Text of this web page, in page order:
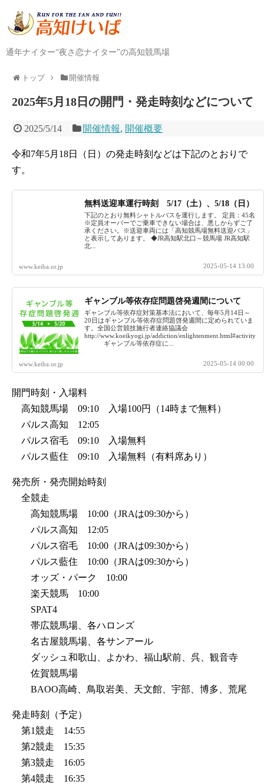
通年ナイター“夜さ恋ナイター”の高知競馬場
トップ 開催情報
2025年5月18日の開門・発走時刻などについて
2025/5/14 開催情報, 開催概要
令和7年5月18日（日）の発走時刻などは下記のとおりで
す。
無料送迎車運行時刻 5/17（土）、5/18（日）
下記のとおり無料シャトルバスを運行します。 定員：45名
※定員オーバーでご乗車できない場合は、悪しからずご了
承ください。※送迎車両には「高知競馬場無料送迎バス」
と表示してあります。 ◆JR高知駅北口～競馬場 JR高知駅
北...
www.keiba.or.jp 2025-05-14 13:00
ギャンブル等依存症問題啓発週間について
ギャンブル等依存症対策基本法において、毎年5月14日～
20日はギャンブル等依存症問題啓発週間に定められていま
す。全国公営競技施行者連絡協議会
http://www.koeikyogi.jp/addiction/enlightenment.html#activity
ギャンブル等依存症に...
www.keiba.or.jp 2025-05-14 00:00
開門時刻・入場料
高知競馬場 09:10 入場100円（14時まで無料）
パルス高知 12:05
パルス宿毛 09:10 入場無料
パルス藍住 09:10 入場無料（有料席あり）
発売所・発売開始時刻
全競走
高知競馬場 10:00（JRAは09:30から）
パルス高知 12:05
パルス宿毛 10:00（JRAは09:30から）
パルス藍住 10:00（JRAは09:30から）
オッズ・パーク 10:00
楽天競馬 10:00
SPAT4
帯広競馬場、各ハロンズ
名古屋競馬場、各サンアール
ダッシュ和歌山、よかわ、福山駅前、呉、観音寺
佐賀競馬場
BAOO高崎、鳥取岩美、天文館、宇部、博多、荒尾
発走時刻（予定）
第1競走 14:55
第2競走 15:35
第3競走 16:05
第4競走 16:35